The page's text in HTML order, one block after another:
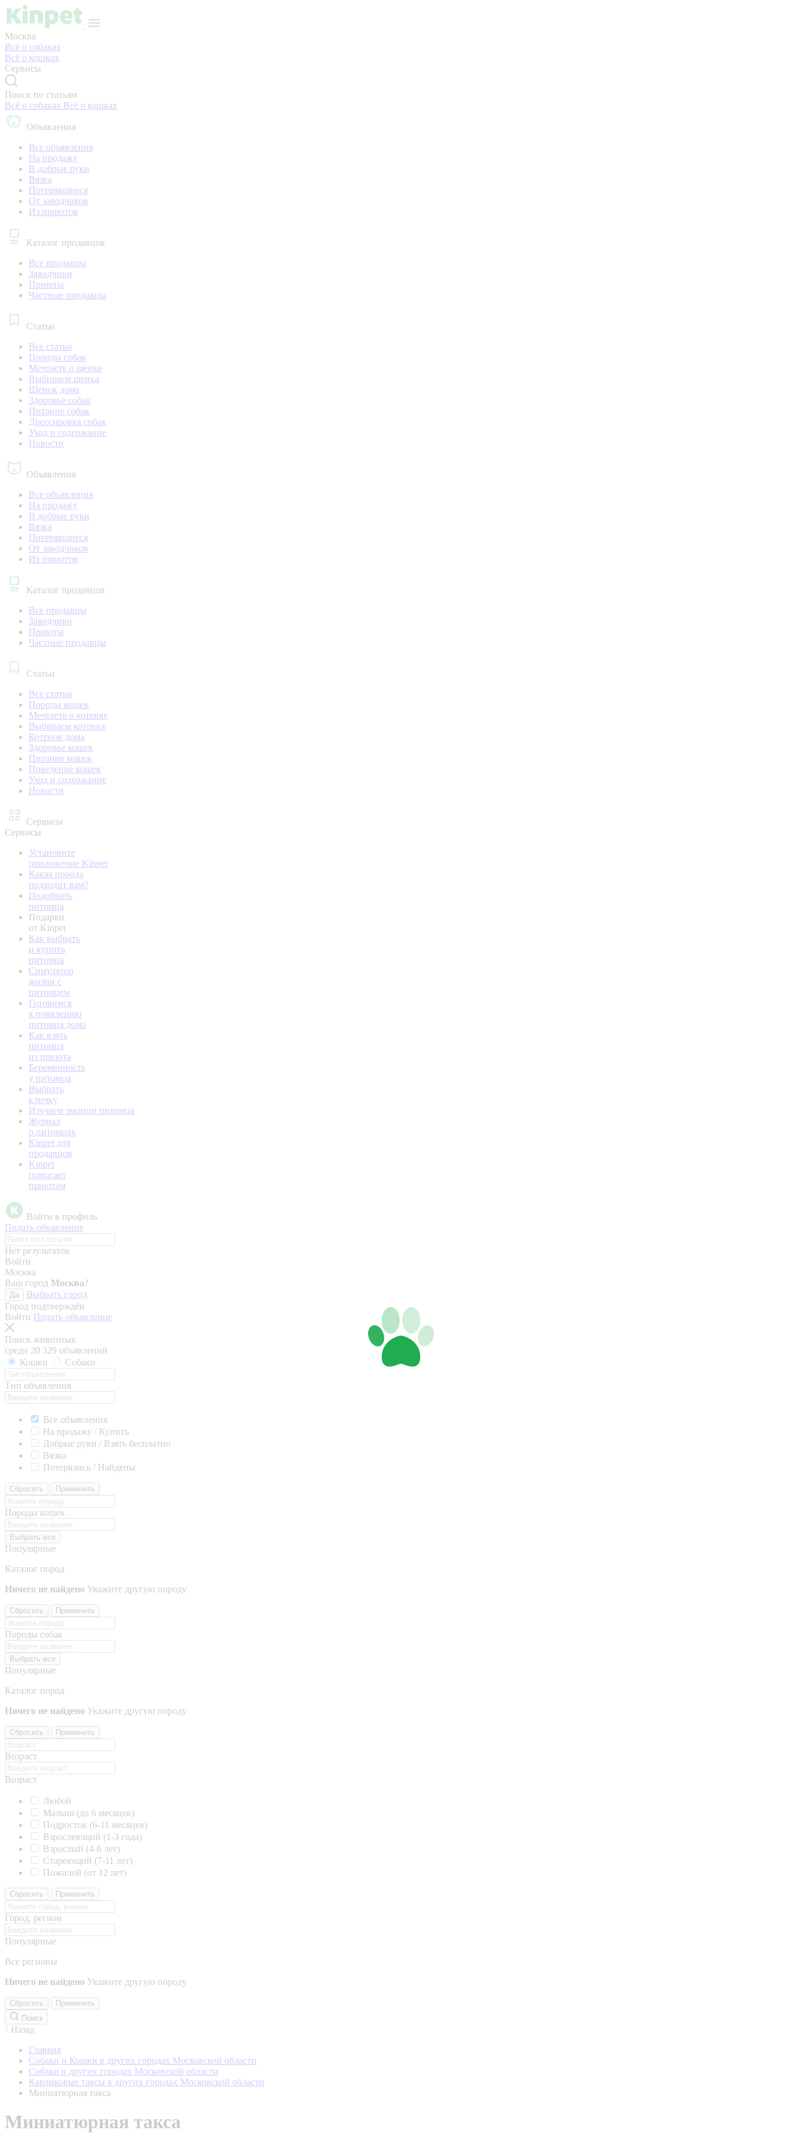
Москва
Всё о собаках
Всё о кошках
Сервисы
Поиск по статьям
Всё о собаках Всё о кошках
Объявления
Все объявления
На продажу
В добрые руки
Вязка
Потерявшиеся
От заводчиков
Из приютов
Каталог продавцов
Все продавцы
Заводчики
Приюты
Частные продавцы
Статьи
Все статьи
Породы собак
Мечтаете о щенке
Выбираем щенка
Щенок дома
Здоровье собак
Питание собак
Дрессировка собак
Уход и содержание
Новости
Объявления
Все объявления
На продажу
В добрые руки
Вязка
Потерявшиеся
От заводчиков
Из приютов
Каталог продавцов
Все продавцы
Заводчики
Приюты
Частные продавцы
Статьи
Все статьи
Породы кошек
Мечтаете о котенке
Выбираем котенка
Котенок дома
Здоровье кошек
Питание кошек
Поведение кошек
Уход и содержание
Новости
Сервисы
Сервисы
Установите
приложение Kinpet
Какая порода
подходит вам?
Подобрать
питомца
Подарки
от Kinpet
Как выбрать
и купить
питомца
Симулятор
жизни с
питомцем
Готовимся
к появлению
питомца дома
Как взять
питомца
из приюта
Беременность
у питомца
Выбрать
кличку
Изучаем эмоции питомца
Журнал
о питомцах
Kinpet для
продавцов
Kinpet
помогает
приютам
Войти в профиль
Подать объявление
Нет результатов
Войти
Москва
Ваш город Москва?
Да
Выбрать город
Город подтверждён
Войти Подать объявление
Поиск животных
среди 20 329 объявлений
Кошки
Собаки
Тип объявления
Все объявления
На продажу / Купить
Добрые руки / Взять бесплатно
Вязка
Потерялись / Найдены
Сбросить Применить
Породы кошек
Выбрать все
Популярные
Каталог пород
Ничего не найдено Укажите другую породу
Сбросить Применить
Породы собак
Выбрать все
Популярные
Каталог пород
Ничего не найдено Укажите другую породу
Сбросить Применить
Возраст
Возраст
Любой
Малыш (до 6 месяцев)
Подросток (6-11 месяцев)
Взрослеющий (1-3 года)
Взрослый (4-6 лет)
Стареющий (7-11 лет)
Пожилой (от 12 лет)
Сбросить Применить
Город, регион
Популярные
Все регионы
Ничего не найдено Укажите другую породу
Сбросить
Применить
Поиск
Назад
Главная
Собаки и Кошки в других городах Московской области
Собаки в других городах Московской области
Карликовые таксы в других городах Московской области
Миниатюрная такса
Миниатюрная такса